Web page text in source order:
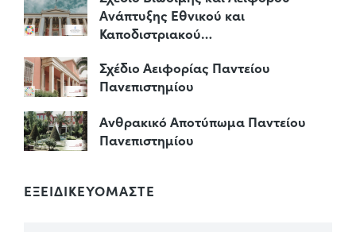
Ανάπτυξης Εθνικού και
Καποδιστριακού…
Σχέδιο Αειφορίας Παντείου
Πανεπιστημίου
Ανθρακικό Αποτύπωμα Παντείου
Πανεπιστημίου
ΕΞΕΙΔΙΚΕΥΟΜΑΣΤΕ